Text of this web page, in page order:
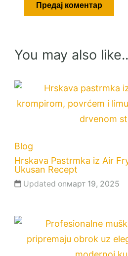
You may also
Blog
Hrskava Pastrmka iz Air
Ukusan Recept
Updated onмарт 19, 2025